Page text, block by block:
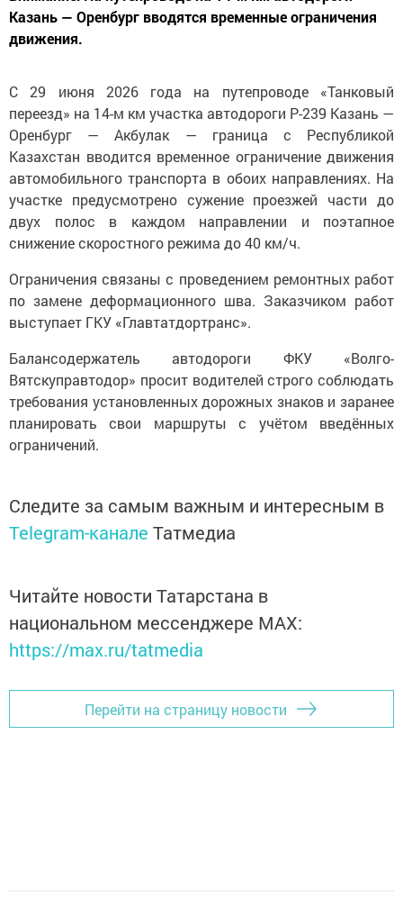
Казань — Оренбург вводятся временные ограничения
движения.
С 29 июня 2026 года на путепроводе «Танковый
переезд» на 14-м км участка автодороги Р-239 Казань —
Оренбург — Акбулак — граница с Республикой
Казахстан вводится временное ограничение движения
автомобильного транспорта в обоих направлениях. На
участке предусмотрено сужение проезжей части до
двух полос в каждом направлении и поэтапное
снижение скоростного режима до 40 км/ч.
Ограничения связаны с проведением ремонтных работ
по замене деформационного шва. Заказчиком работ
выступает ГКУ «Главтатдортранс».
Балансодержатель автодороги ФКУ «Волго-
Вятскуправтодор» просит водителей строго соблюдать
требования установленных дорожных знаков и заранее
планировать свои маршруты с учётом введённых
ограничений.
Следите за самым важным и интересным в
Telegram-канале Татмедиа
Читайте новости Татарстана в
национальном мессенджере MАХ:
https://max.ru/tatmedia
Перейти на страницу новости